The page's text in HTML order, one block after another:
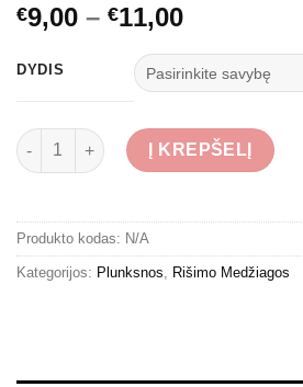
€9,00 – €11,00Price
€9,00
through
€11,00
DYDIS
produkto kiekis: Selected CDC Natural
Į KREPŠELĮ
Produkto kodas: N/A
Kategorijos: Plunksnos, Rišimo Medžiagos